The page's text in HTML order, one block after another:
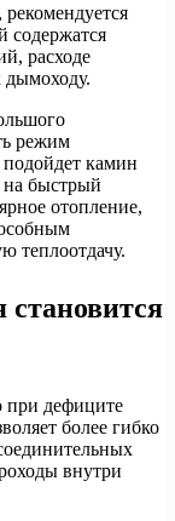
содержатся
расходе
дымоходу.
режим
камин
на быстрый
отопление,
теплоотдачу.
становится
при дефиците
более гибко
внутри